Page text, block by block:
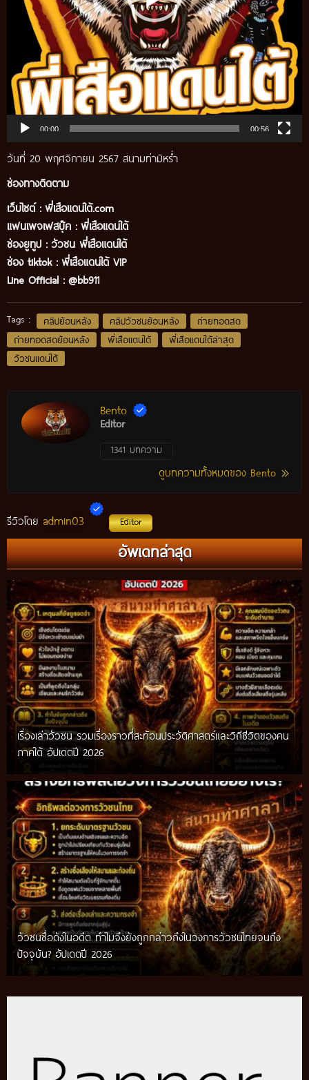
00:00 00:56
วันที่ 20 พฤศจิกายน 2567 สนามท่ามิหร่ำ
ช่องทางติดตาม
เว็บไซต์ : พี่เสือแดนใต้.com
แฟนเพจเฟสบุ๊ค : พี่เสือแดนใต้
ช่องยูทูป : วัวชน พี่เสือแดนใต้
ช่อง tiktok : พี่เสือแดนใต้ VIP
Line Official : @bb911
Tags : คลิปย้อนหลัง คลิปวัวชนย้อนหลัง
ถ่ายทอดสด
ถ่ายทอดสดย้อนหลัง
พี่เสือแดนใต้
พี่เสือแดนใต้ล่าสุด
วัวชนแดนใต้
Bento
Editor
1341 บทความ
ดูบทความทั้งหมดของ Bento
รีวิวโดย admin03 Editor
อัพเดทล่าสุด
เรื่องเล่าวัวชน รวมเรื่องราวที่สะท้อนประวัติศาสตร์และวิถีชีวิตของคน
ภาคใต้ อัปเดตปี 2026
วัวชนชื่อดังในอดีต ทำไมจึงยังถูกกล่าวถึงในวงการวัวชนไทยจนถึง
ปัจจุบัน? อัปเดตปี 2026
กติกาวัวชนสมัยก่อน วิถีการแข่งขันดั้งเดิมที่สืบทอดผ่านภูมิปัญญา
ท้องถิ่น อัปเดตปี 2026